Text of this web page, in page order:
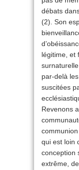
débats
(2). Son
légitime, et
par-delà
suscitées
Revenons
qui est loin
conception
extrême,